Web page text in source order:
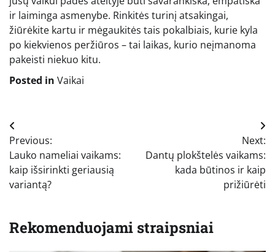
ir laiminga asmenybe. Rinkitės turinį atsakingai,
žiūrėkite kartu ir mėgaukitės tais pokalbiais, kurie kyla
po kiekvienos peržiūros – tai laikas, kurio neįmanoma
pakeisti niekuo kitu.
Posted in Vaikai
Navigacija
tarp
įrašų
Previous:
Lauko nameliai vaikams:
kaip išsirinkti geriausią
variantą?
Next:
Dantų plokštelės vaikams:
kada būtinos ir kaip
prižiūrėti
Rekomenduojami straipsniai